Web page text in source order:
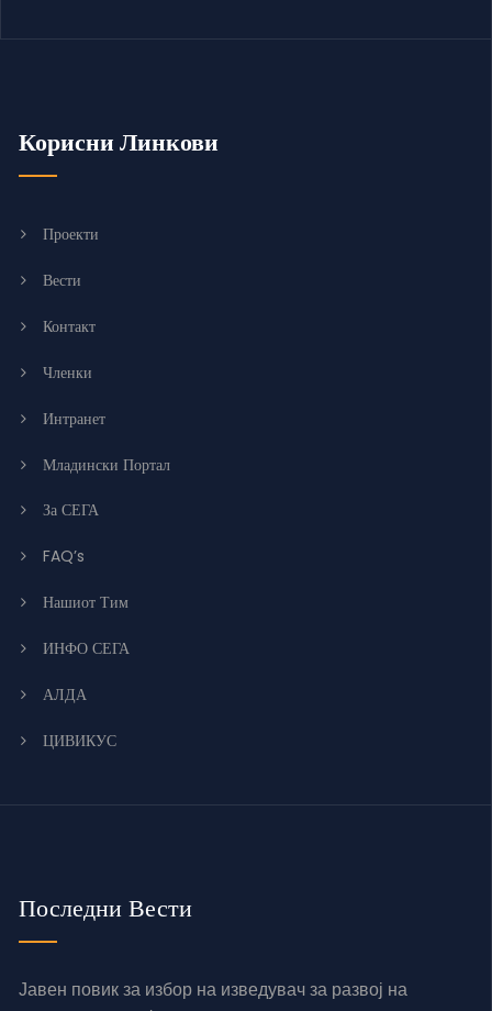
Корисни Линкови
Проекти
Вести
Контакт
Членки
Интранет
Младински Портал
За СЕГА
FAQ’s
Нашиот Тим
ИНФО СЕГА
АЛДА
ЦИВИКУС
Последни Вести
Јавен повик за избор на изведувач за развој на